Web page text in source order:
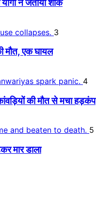
ने जताया शोक
3
मौत, एक घायल
4
की मौत से मचा हड़कंप
5
मार डाला